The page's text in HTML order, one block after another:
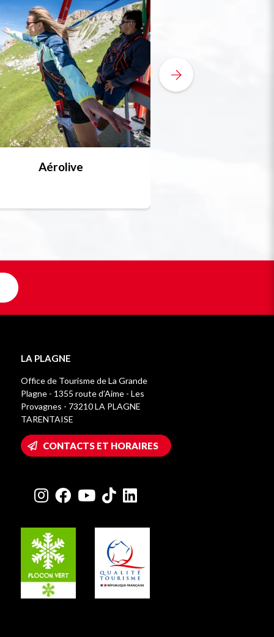
Aérolive
LA PLAGNE
Office de Tourisme de La Grande
Plagne - 1355 route d’Aime - Les
Provagnes - 73210 LA PLAGNE
TARENTAISE
CONTACTS ET HORAIRES